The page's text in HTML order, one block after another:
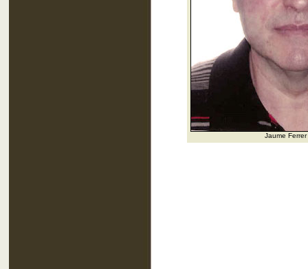
Jaume Ferrer